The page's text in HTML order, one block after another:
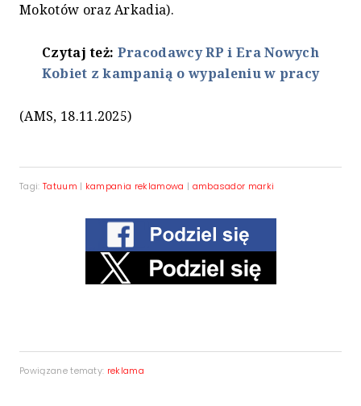
Mokotów oraz Arkadia).
Czytaj też: Pracodawcy RP i Era Nowych
Kobiet z kampanią o wypaleniu w pracy
(AMS, 18.11.2025)
Tagi: Tatuum | kampania reklamowa | ambasador marki
Powiązane tematy: reklama